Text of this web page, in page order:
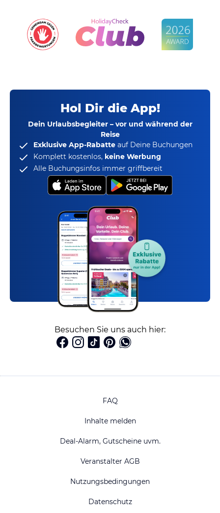
Hol Dir die App!
Dein Urlaubsbegleiter – vor und während der
Reise
Exklusive App-Rabatte auf Deine Buchungen
Komplett kostenlos, keine Werbung
Alle Buchungsinfos immer griffbereit
Besuchen Sie uns auch hier:
FAQ
Inhalte melden
Deal-Alarm, Gutscheine uvm.
Veranstalter AGB
Nutzungsbedingungen
Datenschutz